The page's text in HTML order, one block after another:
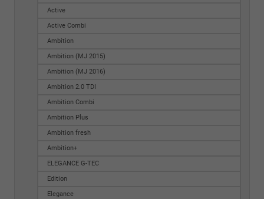
Active
Active Combi
Ambition
Ambition (MJ 2015)
Ambition (MJ 2016)
Ambition 2.0 TDI
Ambition Combi
Ambition Plus
Ambition fresh
Ambition+
ELEGANCE G-TEC
Edition
Elegance